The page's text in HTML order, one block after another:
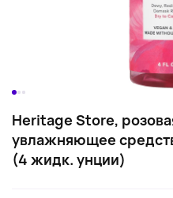
Heritage Store,
увлажняющее
(4 жидк. унции)